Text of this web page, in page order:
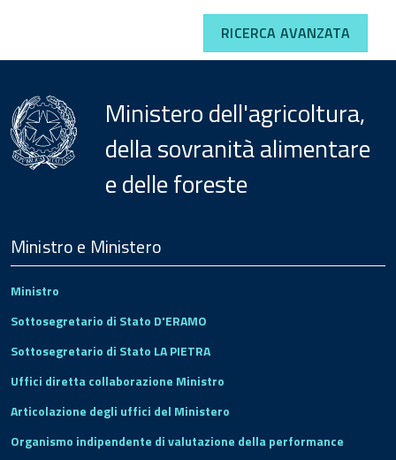
RICERCA AVANZATA
Ministero dell'agricoltura,
della sovranità alimentare
e delle foreste
Footer
Ministro e Ministero
Ministro
Sottosegretario di Stato D'ERAMO
Sottosegretario di Stato LA PIETRA
Uffici diretta collaborazione Ministro
Articolazione degli uffici del Ministero
Organismo indipendente di valutazione della performance